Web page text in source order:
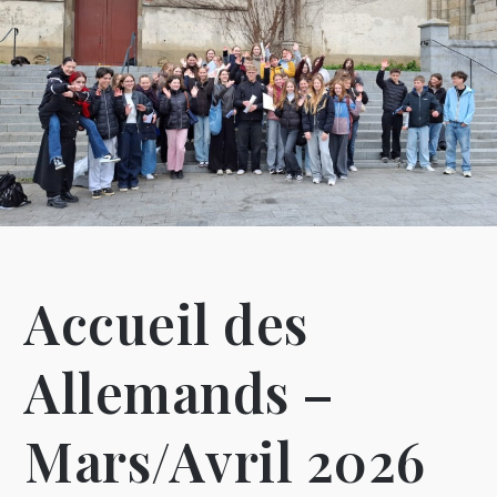
Accueil des
Allemands –
Mars/Avril 2026